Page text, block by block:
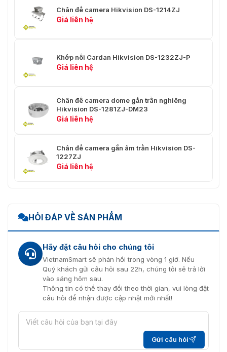
Chân đế camera Hikvision DS-1214ZJ
Giá liên hệ
Khớp nối Cardan Hikvision DS-1232ZJ-P
Giá liên hệ
Chân đế camera dome gắn trần nghiêng
Hikvision DS-1281ZJ-DM23
Giá liên hệ
Chân đế camera gắn âm trần Hikvision DS-
1227ZJ
Giá liên hệ
HỎI ĐÁP VỀ SẢN PHẨM
Hãy đặt câu hỏi cho chúng tôi
VietnamSmart sẽ phản hồi trong vòng 1 giờ. Nếu
Quý khách gửi câu hỏi sau 22h, chúng tôi sẽ trả lời
vào sáng hôm sau.
Thông tin có thể thay đổi theo thời gian, vui lòng đặt
câu hỏi để nhận được cập nhật mới nhất!
Gửi câu hỏi